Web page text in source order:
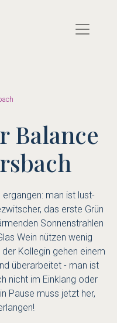
Balance
man ist lust-
das erste Grün
Sonnenstrahlen
Wein nützen wenig
Kollegin gehen einem
überarbeitet - man ist
nicht im Einklang oder
Pause muss jetzt her,